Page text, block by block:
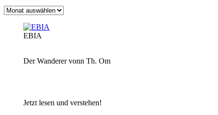
Archiv
EBIA
Der Wanderer vonn Th. Om
Jetzt lesen und verstehen!